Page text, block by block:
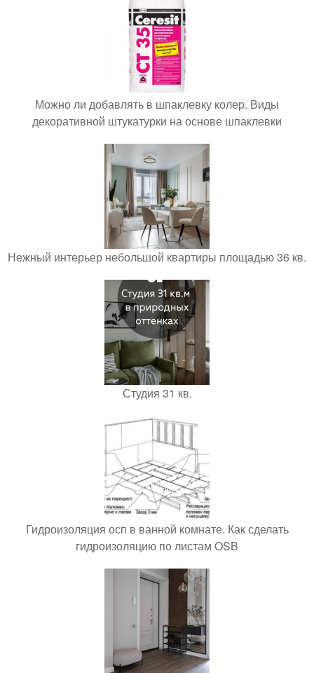
Можно ли добавлять в шпаклевку колер. Виды
декоративной штукатурки на основе шпаклевки
Нежный интерьер небольшой квартиры площадью 36 кв.
Студия 31 кв.
Гидроизоляция осп в ванной комнате. Как сделать
гидроизоляцию по листам OSB